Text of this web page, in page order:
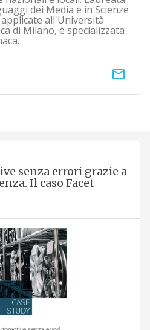
dei Media e in Scienze
all'Università
di Milano, è specializzata
email
senza errori grazie a
Il caso Facet